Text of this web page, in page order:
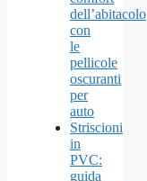
dell’abitacolo
con
le
pellicole
oscuranti
per
auto
Striscioni
in
PVC:
guida